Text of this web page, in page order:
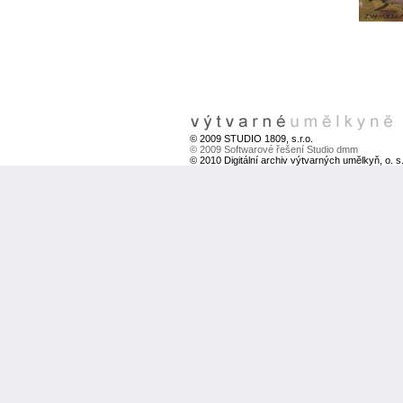
© 2009 STUDIO 1809, s.r.o.
© 2009 Softwarové řešení Studio dmm
© 2010 Digitální archiv výtvarných umělkyň, o. s.